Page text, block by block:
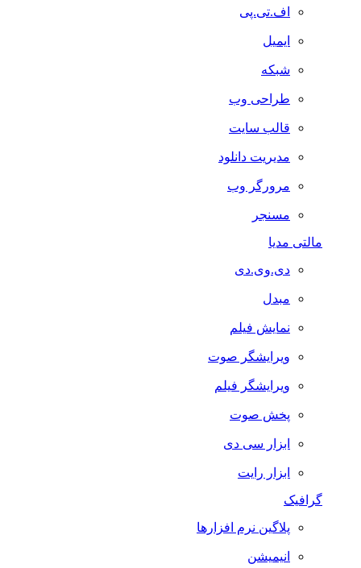
اف.تی.پی
ایمیل
شبکه
طراحی وب
قالب سایت
مدیریت دانلود
مرورگر وب
مسنجر
مالتی مدیا
دی.وی.دی
مبدل
نمایش فیلم
ویرایشگر صوت
ویرایشگر فیلم
پخش صوت
ابزار سی دی
ابزار رایت
گرافیک
پلاگین نرم افزارها
انیمیشن